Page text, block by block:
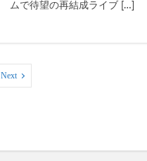
ムで待望の再結成ライブ […]
Next